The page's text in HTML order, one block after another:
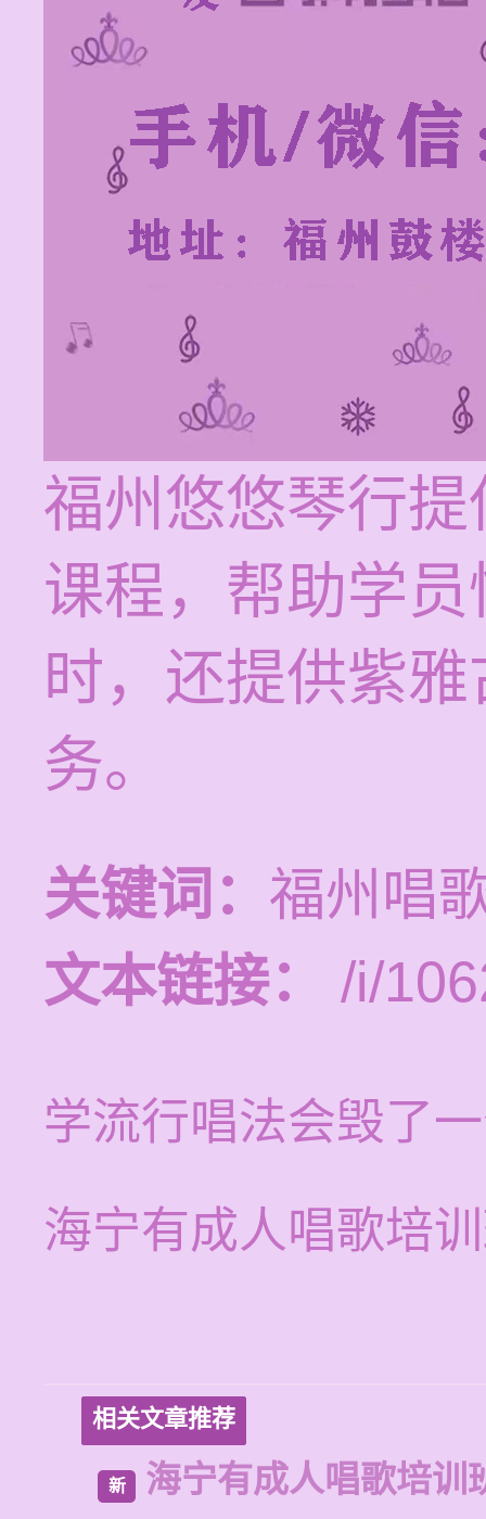
福州悠悠琴行
课程，帮助学
时，还提供紫
务。
关键词： 福州唱
文本链接：
/i/
学流行唱法会毁了
海宁有成人唱歌培
相关文章推荐
新 海宁有成人唱歌培训